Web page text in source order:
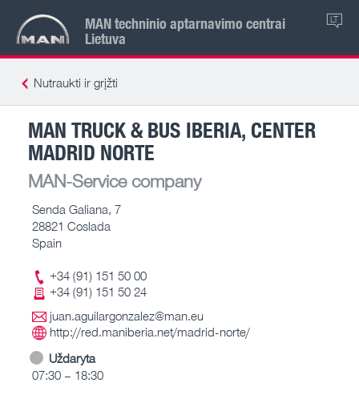
MAN techninio aptarnavimo centrai
Lietuva
LT
Nutraukti ir grįžti
MAN TRUCK & BUS IBERIA, CENTER
MADRID NORTE
MAN-Service company
Senda Galiana, 7
28821 Coslada
Spain
+34 (91) 151 50 00
+34 (91) 151 50 24
juan.aguilargonzalez@man.eu
http://red.maniberia.net/madrid-norte/
Uždaryta
07:30 – 18:30